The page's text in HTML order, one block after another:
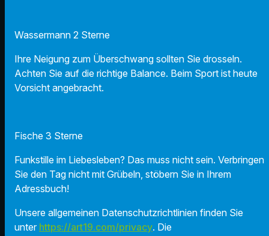
Wassermann 2 Sterne
Ihre Neigung zum Überschwang sollten Sie drosseln.
Achten Sie auf die richtige Balance. Beim Sport ist heute
Vorsicht angebracht.
Fische 3 Sterne
Funkstille im Liebesleben? Das muss nicht sein. Verbringen
Sie den Tag nicht mit Grübeln, stöbern Sie in Ihrem
Adressbuch!
Unsere allgemeinen Datenschutzrichtlinien finden Sie
unter https://art19.com/privacy. Die